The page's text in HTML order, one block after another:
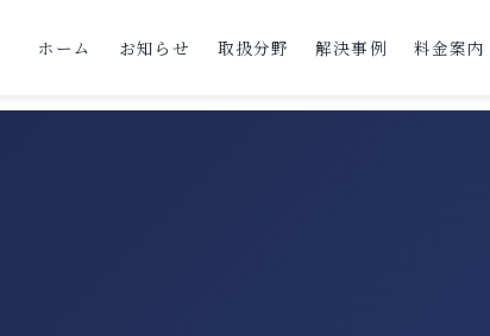
ホーム お知らせ 取扱分野 解決事例 料金案内